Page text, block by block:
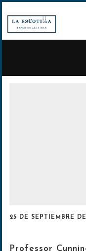
25 DE SEPTIEMBRE
Professor